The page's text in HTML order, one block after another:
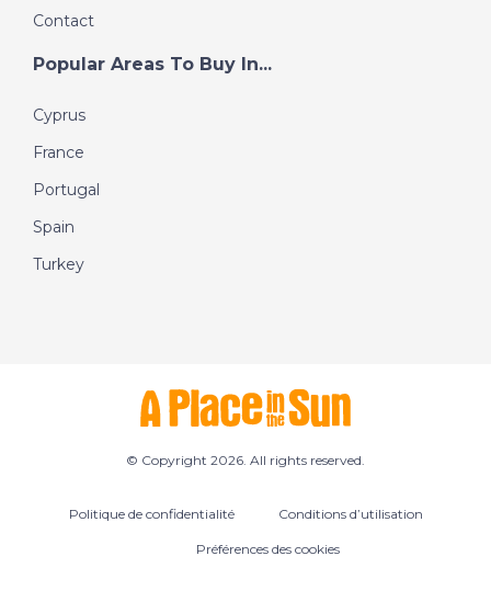
Contact
Popular Areas To Buy In...
Cyprus
France
Portugal
Spain
Turkey
© Copyright 2026. All rights reserved.
Politique de confidentialité Conditions d’utilisation
Préférences des cookies